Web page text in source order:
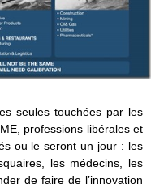
seules touchées par les
professions libérales et
ou le seront un jour : les
les médecins, les
de faire de l’innovation